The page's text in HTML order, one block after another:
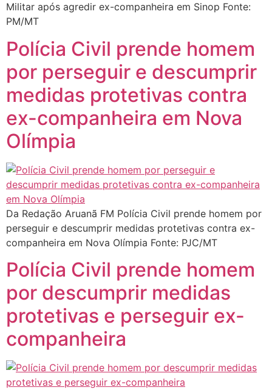
Militar após agredir ex-companheira em Sinop Fonte:
PM/MT
Polícia Civil prende homem
por perseguir e descumprir
medidas protetivas contra
ex-companheira em Nova
Olímpia
Da Redação Aruanã FM Polícia Civil prende homem por
perseguir e descumprir medidas protetivas contra ex-
companheira em Nova Olímpia Fonte: PJC/MT
Polícia Civil prende homem
por descumprir medidas
protetivas e perseguir ex-
companheira